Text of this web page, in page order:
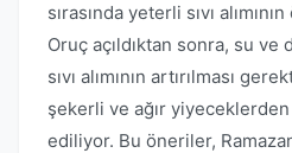
sırasında yeterli sıvı
Oruç açıldıktan sonra, su ve
sıvı alımının artırılması
şekerli ve ağır yiyeceklerden
ediliyor. Bu öneriler,